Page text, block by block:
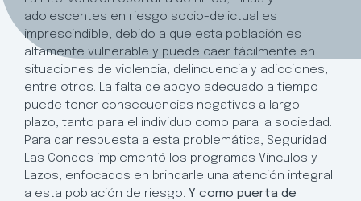
adolescentes en riesgo socio-delictual es
imprescindible, debido a que esta población es
altamente vulnerable y puede caer fácilmente en
situaciones de violencia, delincuencia y adicciones,
entre otros. La falta de apoyo adecuado a tiempo
puede tener consecuencias negativas a largo
plazo, tanto para el individuo como para la sociedad.
Para dar respuesta a esta problemática, Seguridad
Las Condes implementó los programas Vínculos y
Lazos, enfocados en brindarle una atención integral
a esta población de riesgo. Y como puerta de